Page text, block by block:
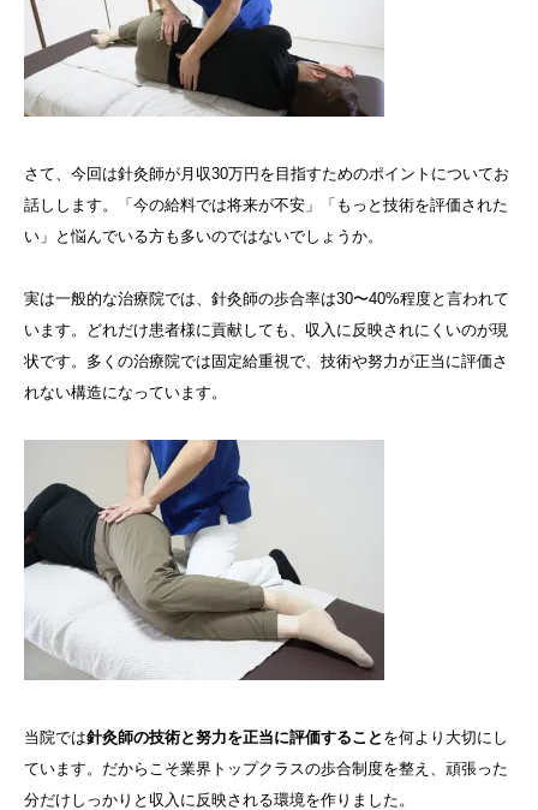
さて、今回は針灸師が月収30万円を目指すためのポイントについてお
話しします。「今の給料では将来が不安」「もっと技術を評価された
い」と悩んでいる方も多いのではないでしょうか。
実は一般的な治療院では、針灸師の歩合率は30〜40%程度と言われて
います。どれだけ患者様に貢献しても、収入に反映されにくいのが現
状です。多くの治療院では固定給重視で、技術や努力が正当に評価さ
れない構造になっています。
当院では針灸師の技術と努力を正当に評価すること を何より大切にし
ています。だからこそ業界トップクラスの歩合制度を整え、頑張った
分だけしっかりと収入に反映される環境を作りました。